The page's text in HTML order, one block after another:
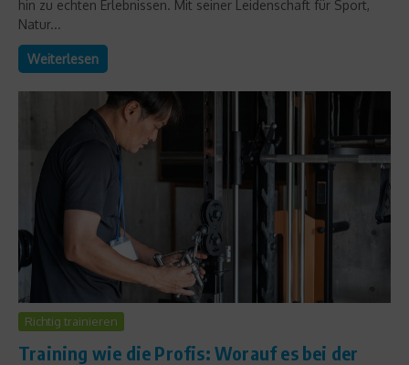
hin zu echten Erlebnissen. Mit seiner Leidenschaft für Sport,
Natur...
Weiterlesen
Richtig trainieren
Training wie die Profis: Worauf es bei der